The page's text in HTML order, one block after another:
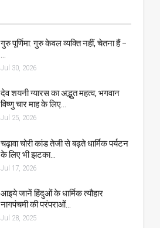
गुरु पूर्णिमा: गुरु केवल व्यक्ति नहीं, चेतना हैं –
Jul 30, 2026
देव शयनी ग्यारस का अद्भुत महत्व, भगवान
विष्णु चार माह के लिए…
Jul 25, 2026
चढ़ावा चोरी कांड तेजी से बढ़ते धार्मिक पर्यटन
के लिए भी झटका…
Jul 17, 2026
आइये जानें हिंदुओं के धार्मिक त्यौहार
नागपंचमी की परंपराओं…
Jul 28, 2025